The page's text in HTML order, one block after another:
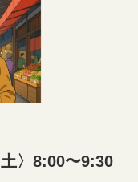
〉8:00〜9:30